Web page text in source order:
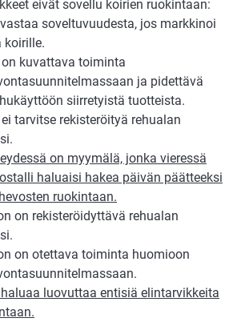
eivät sovellu koirien ruokintaan:
soveltuvuudesta, jos markkinoi
koirille.
kuvattava toiminta
ja pidettävä
siirretyistä tuotteista.
tarvitse rekisteröityä rehualan
on myymälä, jonka vieressä
haluaisi hakea päivän päätteeksi
ruokintaan.
on rekisteröidyttävä rehualan
on otettava toiminta huomioon
luovuttaa entisiä elintarvikkeita